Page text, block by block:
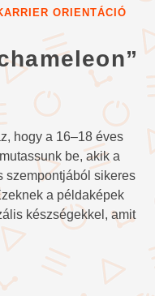
ORIENTÁCIÓ
hogy a 16–18 éves
be, akik a
szempontjából sikeres
a példaképek
készségekkel, amit